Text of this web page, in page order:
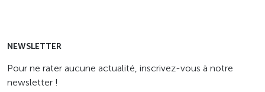
NEWSLETTER
Pour ne rater aucune actualité, inscrivez-vous à notre
newsletter !